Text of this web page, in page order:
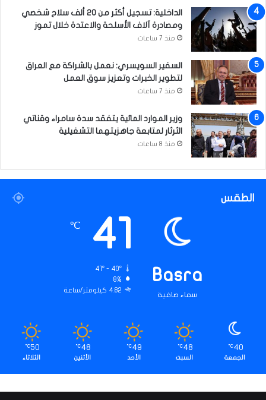
ل
ث
ق
ف
ي
ب
ا
ل
ك
ا
ظ
م
ي
(
الداخلية: تسجيل أكثر من 20 ألف سلاح شخصي
ومصادرة آلاف الأسلحة والاعتدة خلال تموز
منذ 7 ساعات
السفير السويسري: نعمل بالشراكة مع العراق
لتطوير الخبرات وتعزيز سوق العمل
منذ 7 ساعات
وزير الموارد المائية يتفقد سدة سامراء وقناتي
الثرثار لمتابعة جاهزيتهما التشغيلية
منذ 8 ساعات
الطقس
Basra
سماء صافية
41
℃
41º - 40º
8%
4.82 كيلومتر/ساعة
40
℃
الجمعة
48
℃
السبت
49
℃
الأحد
48
℃
الأثنين
50
℃
الثلاثاء